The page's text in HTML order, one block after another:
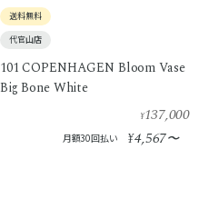
送料無料
代官山店
101 COPENHAGEN Bloom Vase
Big Bone White
¥137,000
月額30回払い ¥4,567〜